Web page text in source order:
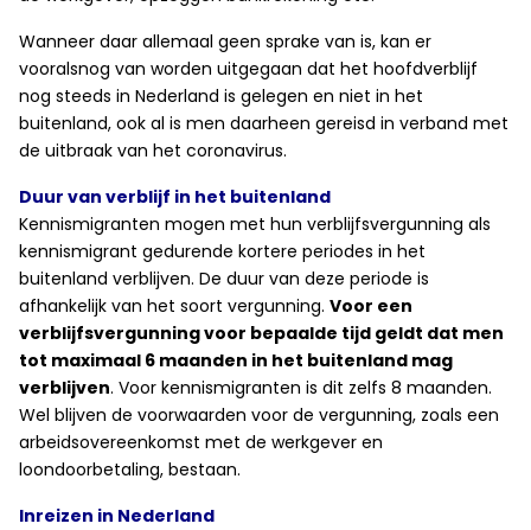
Wanneer daar allemaal geen sprake van is, kan er
vooralsnog van worden uitgegaan dat het hoofdverblijf
nog steeds in Nederland is gelegen en niet in het
buitenland, ook al is men daarheen gereisd in verband met
de uitbraak van het coronavirus.
Duur van verblijf in het buitenland
Kennismigranten mogen met hun verblijfsvergunning als
kennismigrant gedurende kortere periodes in het
buitenland verblijven. De duur van deze periode is
afhankelijk van het soort vergunning. Voor een
verblijfsvergunning voor bepaalde tijd geldt dat men
tot maximaal 6 maanden in het buitenland mag
verblijven. Voor kennismigranten is dit zelfs 8 maanden.
Wel blijven de voorwaarden voor de vergunning, zoals een
arbeidsovereenkomst met de werkgever en
loondoorbetaling, bestaan.
Inreizen in Nederland